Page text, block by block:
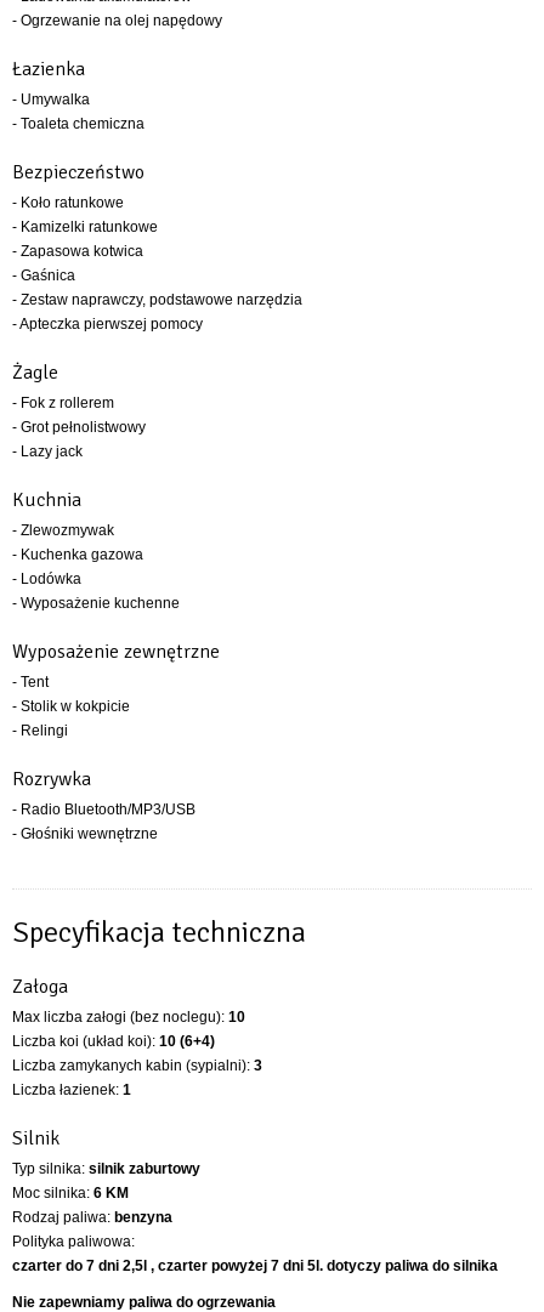
- Ogrzewanie na olej napędowy
Łazienka
- Umywalka
- Toaleta chemiczna
Bezpieczeństwo
- Koło ratunkowe
- Kamizelki ratunkowe
- Zapasowa kotwica
- Gaśnica
- Zestaw naprawczy, podstawowe narzędzia
- Apteczka pierwszej pomocy
Żagle
- Fok z rollerem
- Grot pełnolistwowy
- Lazy jack
Kuchnia
- Zlewozmywak
- Kuchenka gazowa
- Lodówka
- Wyposażenie kuchenne
Wyposażenie zewnętrzne
- Tent
- Stolik w kokpicie
- Relingi
Rozrywka
- Radio Bluetooth/MP3/USB
- Głośniki wewnętrzne
Specyfikacja techniczna
Załoga
Max liczba załogi (bez noclegu): 10
Liczba koi (układ koi): 10 (6+4)
Liczba zamykanych kabin (sypialni): 3
Liczba łazienek: 1
Silnik
Typ silnika: silnik zaburtowy
Moc silnika: 6 KM
Rodzaj paliwa: benzyna
Polityka paliwowa:
czarter do 7 dni 2,5l , czarter powyżej 7 dni 5l. dotyczy paliwa do silnika
Nie zapewniamy paliwa do ogrzewania